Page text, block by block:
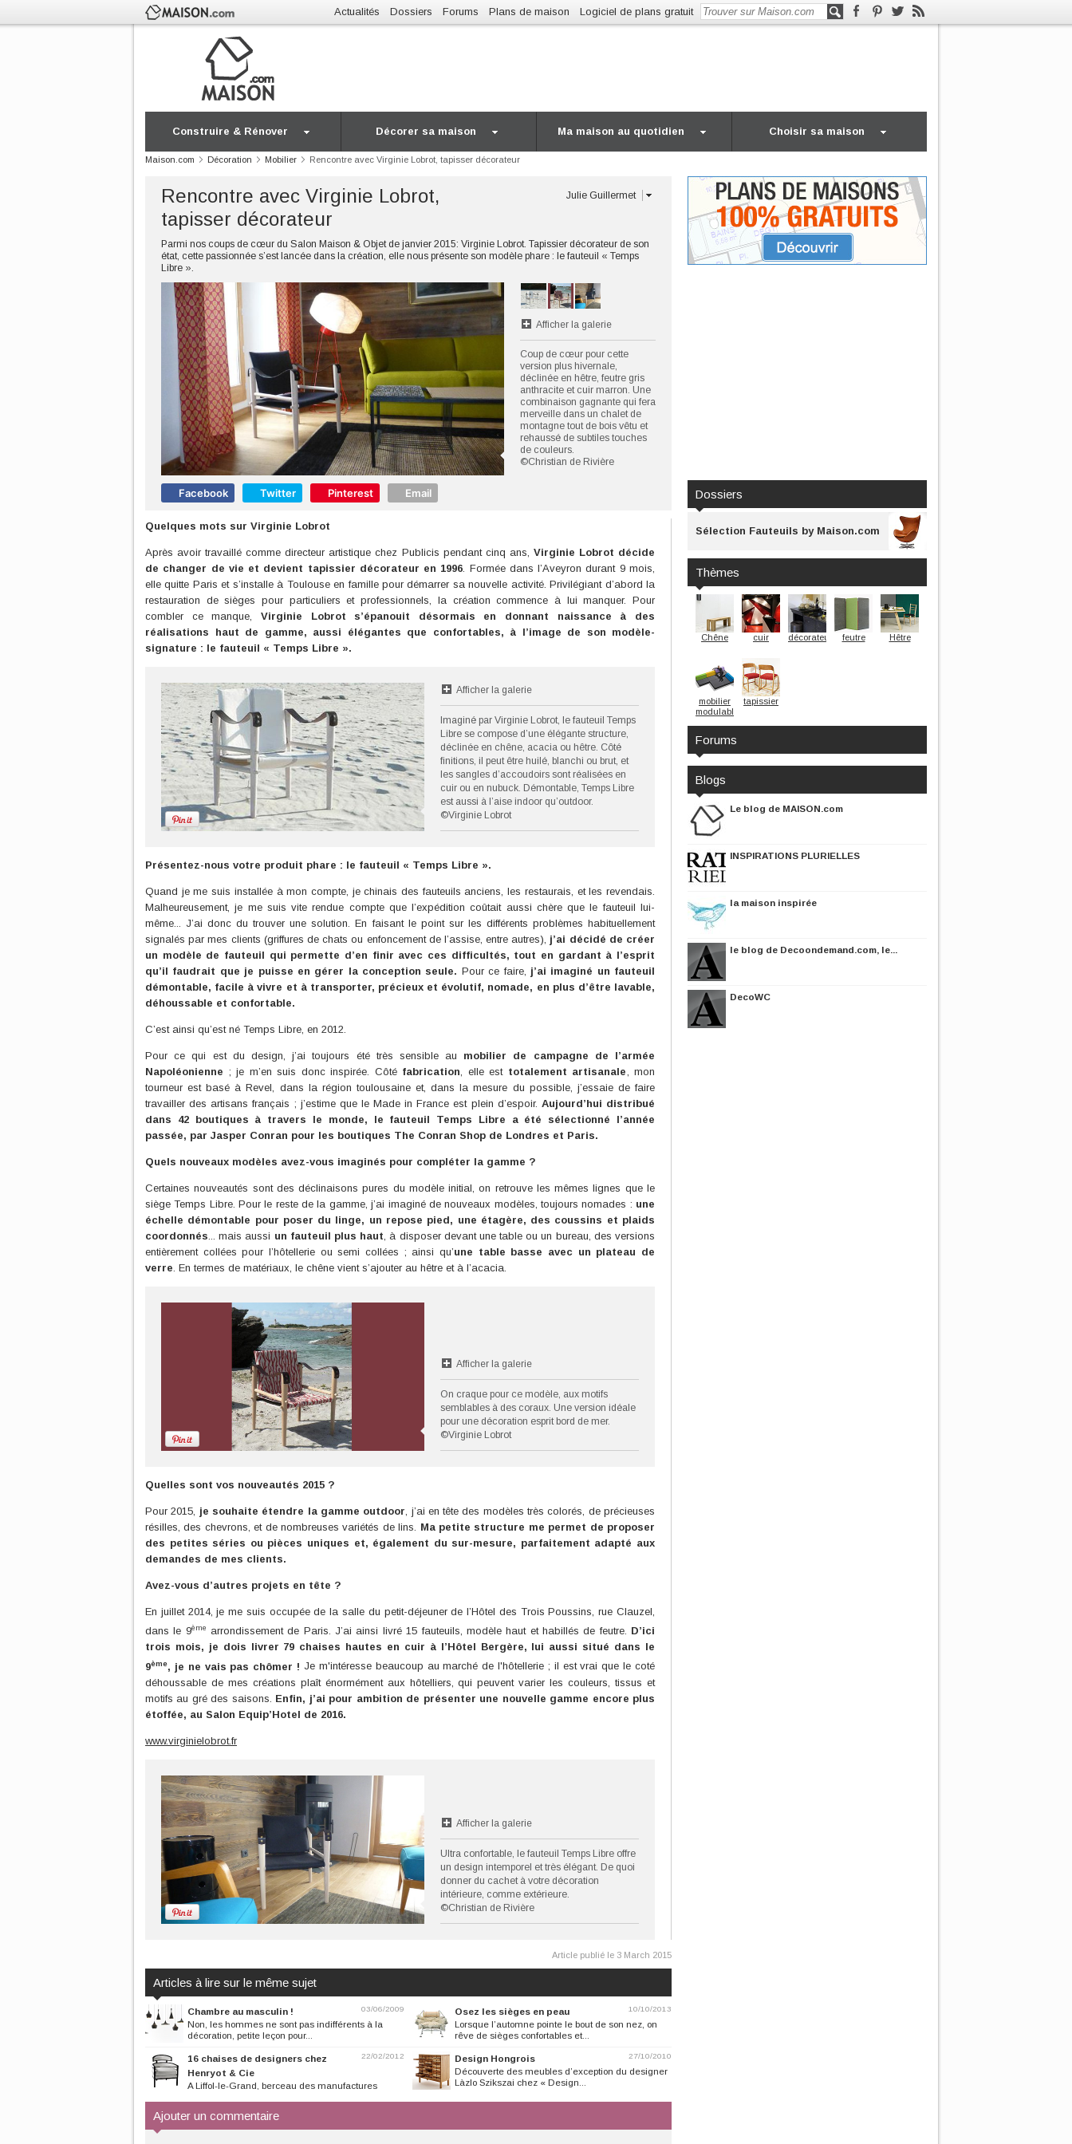
Actualités Dossiers Forums Plans de maison Logiciel de plans gratuit
Construire & Rénover Décorer sa maison Ma maison au quotidien Choisir sa maison
Maison.com Décoration Mobilier Rencontre avec Virginie Lobrot, tapisser décorateur
Rencontre avec Virginie Lobrot,
tapisser décorateur
Julie Guillermet
Parmi nos coups de cœur du Salon Maison & Objet de janvier 2015: Virginie Lobrot. Tapissier décorateur de son
état, cette passionnée s’est lancée dans la création, elle nous présente son modèle phare : le fauteuil « Temps
Libre ».
Afficher la galerie
Coup de cœur pour cette
version plus hivernale,
déclinée en hêtre, feutre gris
anthracite et cuir marron. Une
combinaison gagnante qui fera
merveille dans un chalet de
montagne tout de bois vêtu et
rehaussé de subtiles touches
de couleurs.
©Christian de Rivière
Facebook Twitter Pinterest Email
Quelques mots sur Virginie Lobrot
Après avoir travaillé comme directeur artistique chez Publicis pendant cinq ans, Virginie Lobrot décide
de changer de vie et devient tapissier décorateur en 1996. Formée dans l’Aveyron durant 9 mois,
elle quitte Paris et s’installe à Toulouse en famille pour démarrer sa nouvelle activité. Privilégiant d’abord la
restauration de sièges pour particuliers et professionnels, la création commence à lui manquer. Pour
combler ce manque, Virginie Lobrot s’épanouit désormais en donnant naissance à des
réalisations haut de gamme, aussi élégantes que confortables, à l’image de son modèle-
signature : le fauteuil « Temps Libre ».
Afficher la galerie
Imaginé par Virginie Lobrot, le fauteuil Temps
Libre se compose d’une élégante structure,
déclinée en chêne, acacia ou hêtre. Côté
finitions, il peut être huilé, blanchi ou brut, et
les sangles d’accoudoirs sont réalisées en
cuir ou en nubuck. Démontable, Temps Libre
est aussi à l’aise indoor qu’outdoor.
©Virginie Lobrot
Présentez-nous votre produit phare : le fauteuil « Temps Libre ».
Quand je me suis installée à mon compte, je chinais des fauteuils anciens, les restaurais, et les revendais.
Malheureusement, je me suis vite rendue compte que l’expédition coûtait aussi chère que le fauteuil lui-
même... J’ai donc du trouver une solution. En faisant le point sur les différents problèmes habituellement
signalés par mes clients (griffures de chats ou enfoncement de l’assise, entre autres), j’ai décidé de créer
un modèle de fauteuil qui permette d’en finir avec ces difficultés, tout en gardant à l’esprit
qu’il faudrait que je puisse en gérer la conception seule. Pour ce faire, j’ai imaginé un fauteuil
démontable, facile à vivre et à transporter, précieux et évolutif, nomade, en plus d’être lavable,
déhoussable et confortable.
C’est ainsi qu’est né Temps Libre, en 2012.
Pour ce qui est du design, j’ai toujours été très sensible au mobilier de campagne de l’armée
Napoléonienne ; je m’en suis donc inspirée. Côté fabrication, elle est totalement artisanale, mon
tourneur est basé à Revel, dans la région toulousaine et, dans la mesure du possible, j’essaie de faire
travailler des artisans français ; j’estime que le Made in France est plein d’espoir. Aujourd’hui distribué
dans 42 boutiques à travers le monde, le fauteuil Temps Libre a été sélectionné l’année
passée, par Jasper Conran pour les boutiques The Conran Shop de Londres et Paris.
Quels nouveaux modèles avez-vous imaginés pour compléter la gamme ?
Certaines nouveautés sont des déclinaisons pures du modèle initial, on retrouve les mêmes lignes que le
siège Temps Libre. Pour le reste de la gamme, j’ai imaginé de nouveaux modèles, toujours nomades : une
échelle démontable pour poser du linge, un repose pied, une étagère, des coussins et plaids
coordonnés... mais aussi un fauteuil plus haut, à disposer devant une table ou un bureau, des versions
entièrement collées pour l’hôtellerie ou semi collées ; ainsi qu’une table basse avec un plateau de
verre. En termes de matériaux, le chêne vient s’ajouter au hêtre et à l’acacia.
Afficher la galerie
On craque pour ce modèle, aux motifs
semblables à des coraux. Une version idéale
pour une décoration esprit bord de mer.
©Virginie Lobrot
Quelles sont vos nouveautés 2015 ?
Pour 2015, je souhaite étendre la gamme outdoor, j’ai en tête des modèles très colorés, de précieuses
résilles, des chevrons, et de nombreuses variétés de lins. Ma petite structure me permet de proposer
des petites séries ou pièces uniques et, également du sur-mesure, parfaitement adapté aux
demandes de mes clients.
Avez-vous d’autres projets en tête ?
En juillet 2014, je me suis occupée de la salle du petit-déjeuner de l’Hôtel des Trois Poussins, rue Clauzel,
dans le 9ème arrondissement de Paris. J’ai ainsi livré 15 fauteuils, modèle haut et habillés de feutre. D’ici
trois mois, je dois livrer 79 chaises hautes en cuir à l’Hôtel Bergère, lui aussi situé dans le
9ème, je ne vais pas chômer ! Je m'intéresse beaucoup au marché de l'hôtellerie ; il est vrai que le coté
déhoussable de mes créations plaît énormément aux hôtelliers, qui peuvent varier les couleurs, tissus et
motifs au gré des saisons. Enfin, j’ai pour ambition de présenter une nouvelle gamme encore plus
étoffée, au Salon Equip’Hotel de 2016.
www.virginielobrot.fr
Afficher la galerie
Ultra confortable, le fauteuil Temps Libre offre
un design intemporel et très élégant. De quoi
donner du cachet à votre décoration
intérieure, comme extérieure.
©Christian de Rivière
Article publié le 3 March 2015
Articles à lire sur le même sujet
03/06/2009
Chambre au masculin !
Non, les hommes ne sont pas indifférents à la
décoration, petite leçon pour...
10/10/2013
Osez les sièges en peau
Lorsque l’automne pointe le bout de son nez, on
rêve de sièges confortables et...
22/02/2012
16 chaises de designers chez
Henryot & Cie
A Liffol-le-Grand, berceau des manufactures
27/10/2010
Design Hongrois
Découverte des meubles d’exception du designer
Làzlo Szikszai chez « Design...
Ajouter un commentaire
Dossiers
Sélection Fauteuils by Maison.com
Thèmes
Chêne cuir décorateur feutre Hêtre
mobilier
modulable
tapissier
Forums
Blogs
Le blog de MAISON.com
INSPIRATIONS PLURIELLES
la maison inspirée
le blog de Decoondemand.com, le...
DecoWC